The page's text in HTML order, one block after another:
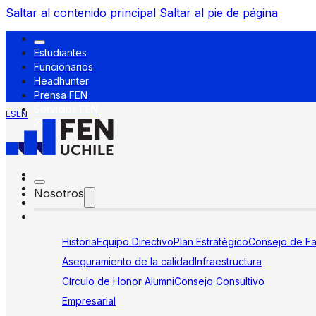
Saltar al contenido principal Saltar al pie de página
Estudiantes
Funcionarios
Headhunter
Prensa FEN
ESEN
Nosotros
HistoriaEquipo DirectivoPlan EstratégicoConsejo de
Aseguramiento de la calidadInfraestructura
Círculo de Honor AlumniConsejo Consultivo
Empresarial